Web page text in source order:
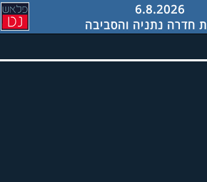
6.8.2026
חדרה נתניה והסביבה